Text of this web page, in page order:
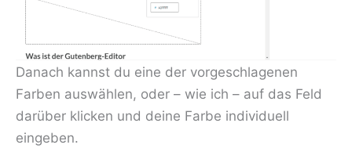
Danach kannst du eine der vorgeschlagenen
Farben auswählen, oder – wie ich – auf das Feld
darüber klicken und deine Farbe individuell
eingeben.